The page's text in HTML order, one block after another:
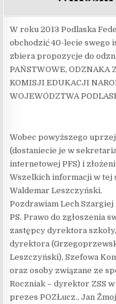
W roku 2013 Podlaska
obchodzić 40-lecie swego
zbiera propozycje do
PAŃSTWOWE, ODZNAKA
KOMISJI EDUKACJI
WOJEWÓDZTWA
Wobec powyższego
(dostaniecie je w
internetowej PFS) i
Wszelkich informacji w tej
Waldemar Leszczyński.
Pozdrawiam Lech Szargiej
PS. Prawo do zgłoszenia
zastępcy dyrektora
dyrektora
Leszczyński), Szefowa
oraz osoby związane ze
Roczniak – dyrektor ZSS
prezes POZŁucz., Jan